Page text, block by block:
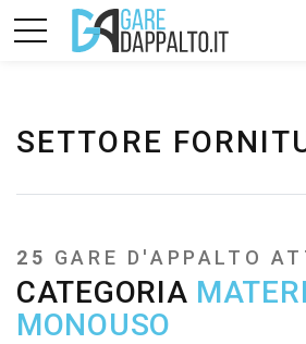
SETTORE
25 GARE D'APPALTO
CATEGORIA
MONOUSO